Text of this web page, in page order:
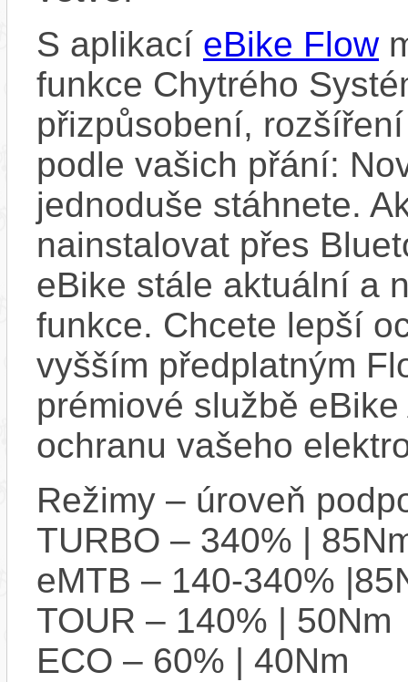
S aplikací eBike Flow
funkce Chytrého
přizpůsobení,
podle vašich přání:
jednoduše stáhnete.
nainstalovat přes
eBike stále aktuální a
funkce. Chcete lepší
vyšším předplatným
prémiové službě
ochranu vašeho
Režimy – úroveň
TURBO – 340% |
eMTB – 140-340%
TOUR – 140% | 50Nm
ECO – 60% | 40Nm